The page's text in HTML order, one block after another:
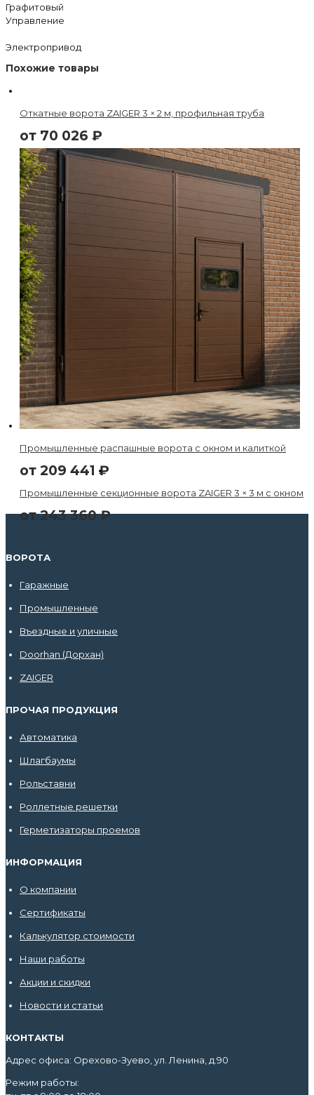
Графитовый
Управление
Электропривод
Похожие товары
Откатные ворота ZAIGER 3 × 2 м, профильная труба
от 70 026 ₽
Промышленные распашные ворота с окном и калиткой
от 209 441 ₽
Промышленные секционные ворота ZAIGER 3 × 3 м с окном
от243 360₽
ВОРОТА
Гаражные
Промышленные
Въездные и уличные
Doorhan (Дорхан)
ZAIGER
ПРОЧАЯ ПРОДУКЦИЯ
Автоматика
Шлагбаумы
Рольставни
Роллетные решетки
Герметизаторы проемов
ИНФОРМАЦИЯ
О компании
Сертификаты
Калькулятор стоимости
Наши работы
Акции и скидки
Новости и статьи
КОНТАКТЫ
Адрес офиса: Орехово-Зуево, ул. Ленина, д.90
Режим работы: